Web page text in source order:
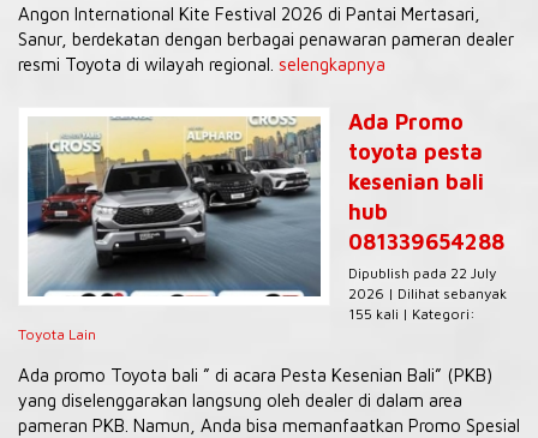
Angon International Kite Festival 2026 di Pantai Mertasari,
Sanur, berdekatan dengan berbagai penawaran pameran dealer
resmi Toyota di wilayah regional. selengkapnya
Ada Promo
toyota pesta
kesenian bali
hub
081339654288
Dipublish pada 22 July
2026 | Dilihat sebanyak
155 kali | Kategori:
Toyota Lain
Ada promo Toyota bali ” di acara Pesta Kesenian Bali” (PKB)
yang diselenggarakan langsung oleh dealer di dalam area
pameran PKB. Namun, Anda bisa memanfaatkan Promo Spesial